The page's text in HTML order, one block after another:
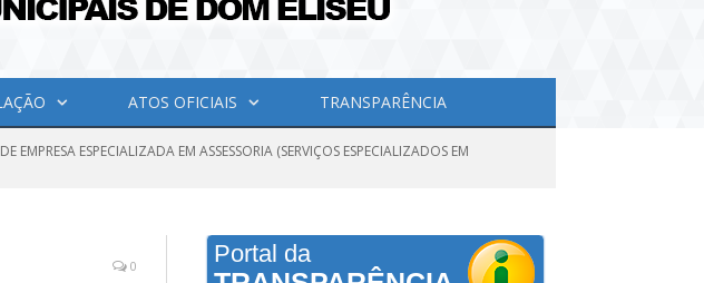
ATOS OFICIAIS TRANSPARÊNCIA
ESPECIALIZADA EM ASSESSORIA (SERVIÇOS ESPECIALIZADOS EM
0 Portal da